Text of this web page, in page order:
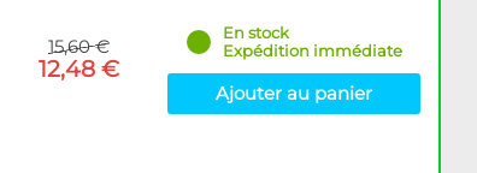
15,60 €
12,48 €
En stock
Expédition immédiate
Ajouter au panier